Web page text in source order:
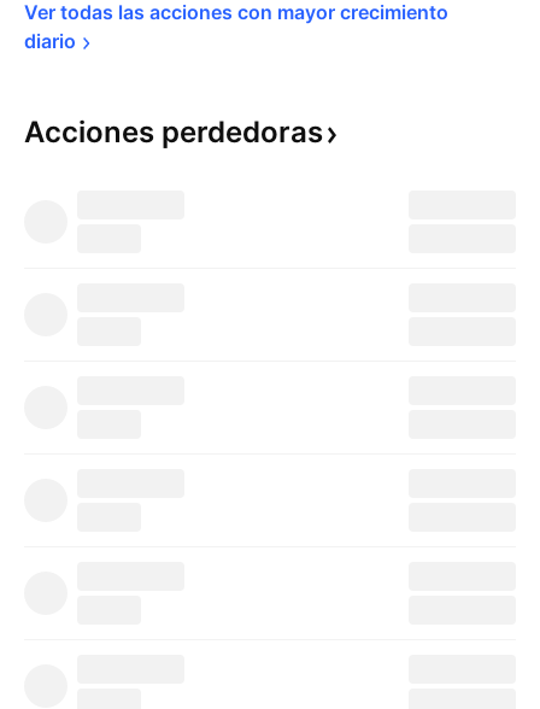
diario
Acciones perdedoras